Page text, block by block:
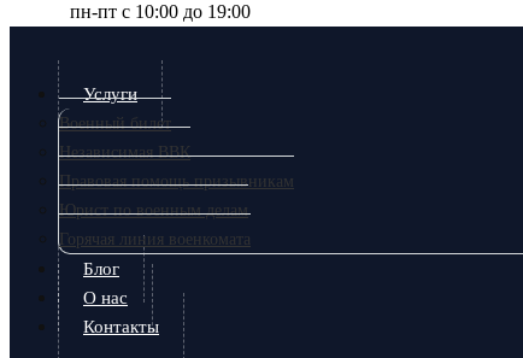
пн-пт c 10:00 до 19:00
Услуги
Военный билет
Независимая ВВК
Правовая помощь призывникам
Юрист по военным делам
Горячая линия военкомата
Блог
О нас
Контакты